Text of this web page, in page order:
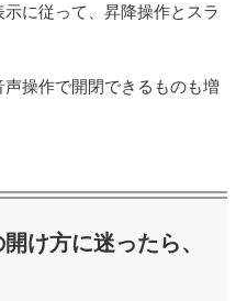
に従って、昇降操作とスラ
操作で開閉できるものも増
け方に迷ったら、